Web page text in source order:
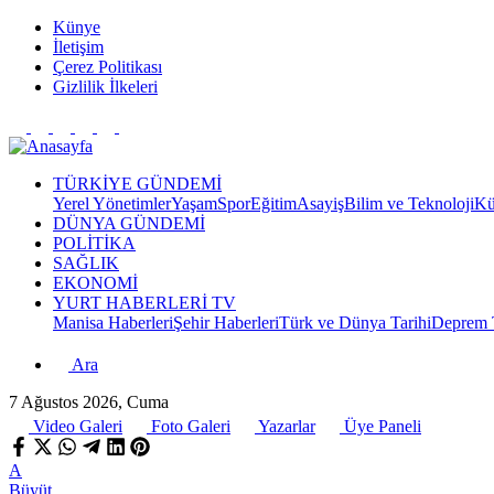
Künye
İletişim
Çerez Politikası
Gizlilik İlkeleri
TÜRKİYE GÜNDEMİ
Yerel YönetimlerYaşamSporEğitimAsayişBilim ve Teknoloji
DÜNYA GÜNDEMİ
POLİTİKA
SAĞLIK
EKONOMİ
YURT HABERLERİ TV
Manisa HaberleriŞehir HaberleriTürk ve Dünya TarihiDeprem
Ara
7 Ağustos 2026, Cuma
Video Galeri
Foto Galeri Yazarlar Üye Paneli
A
Büyüt